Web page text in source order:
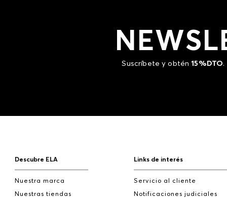
Suscríbete y obtén15%DTO.
Descubre ELA
Nuestra marca
Nuestras tiendas
Links de interés
Servicio al cliente
Notificaciones judiciales